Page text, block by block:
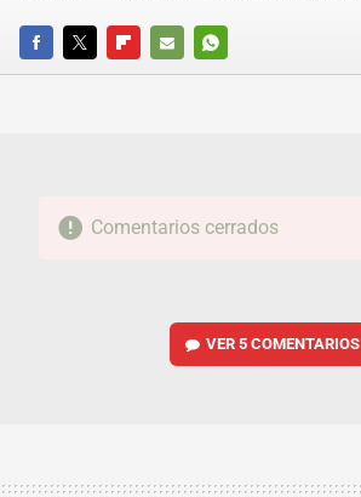
FACEBOOKTWITTERFLIPBOARD
E-
WHATSAPP
Comentarios cerrados
VER5 COMENTARIOS